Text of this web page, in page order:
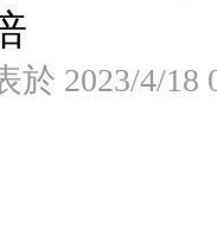
於 2023/4/18